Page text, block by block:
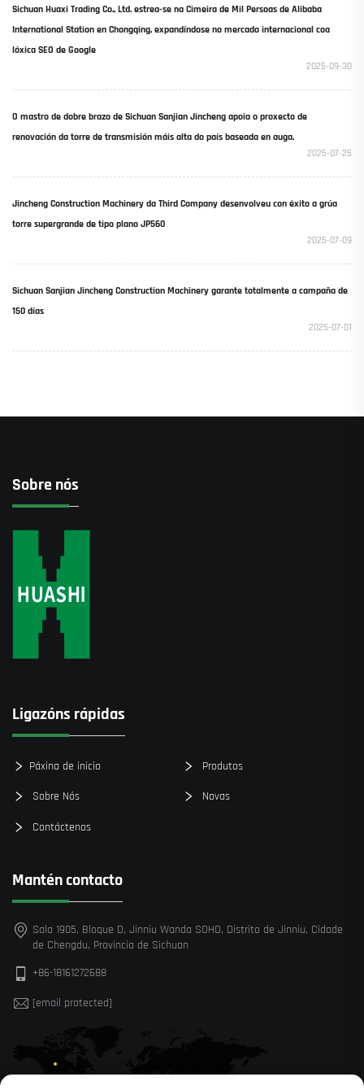
Sichuan Huaxi Trading Co., Ltd. estrea-se na Cimeira de Mil Persoas de Alibaba
International Station en Chongqing, expandíndose no mercado internacional coa
lóxica SEO de Google
2025-09-30
O mastro de dobre brazo de Sichuan Sanjian Jincheng apoia o proxecto de
renovación da torre de transmisión máis alta do país baseada en auga.
2025-07-25
Jincheng Construction Machinery da Third Company desenvolveu con éxito a grúa
torre supergrande de tipo plano JP560
2025-07-09
Sichuan Sanjian Jincheng Construction Machinery garante totalmente a campaña de
150 días
2025-07-01
Sobre nós
Ligazóns rápidas
Páxina de inicio Produtos
Sobre Nós Novas
Contáctenos
Mantén contacto
Sala 1905, Bloque D, Jinniu Wanda SOHO, Distrito de Jinniu, Cidade
de Chengdu, Provincia de Sichuan
+86-18161272688
[email protected]